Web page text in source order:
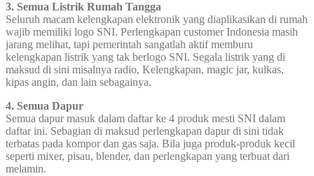
3. Semua Listrik Rumah Tangga
Seluruh macam kelengkapan elektronik yang diaplikasikan di rumah
wajib memiliki logo SNI. Perlengkapan customer Indonesia masih
jarang melihat, tapi pemerintah sangatlah aktif memburu
kelengkapan listrik yang tak berlogo SNI. Segala listrik yang di
maksud di sini misalnya radio, Kelengkapan, magic jar, kulkas,
kipas angin, dan lain sebagainya.
4. Semua Dapur
Semua dapur masuk dalam daftar ke 4 produk mesti SNI dalam
daftar ini. Sebagian di maksud perlengkapan dapur di sini tidak
terbatas pada kompor dan gas saja. Bila juga produk-produk kecil
seperti mixer, pisau, blender, dan perlengkapan yang terbuat dari
melamin.